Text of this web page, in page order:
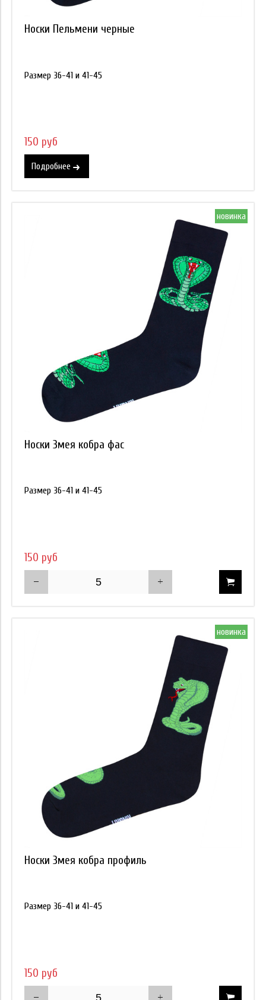
Носки Пельмени черные
Размер 36-41 и 41-45
150 руб
Подробнее
новинка
Носки Змея кобра фас
Размер 36-41 и 41-45
150 руб
новинка
Носки Змея кобра профиль
Размер 36-41 и 41-45
150 руб